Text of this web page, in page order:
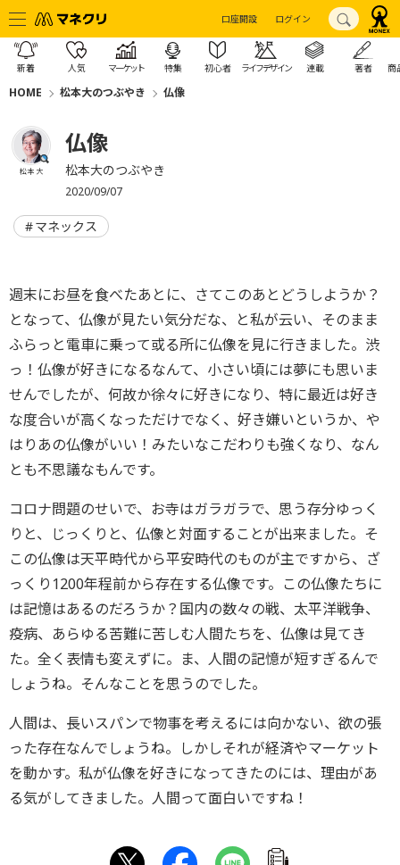
口座開設 ログイン
新着 人気 マーケット 特集 初心者 ライフデザイン 連載 著者 商
HOME 松本大のつぶやき 仏像
松本 大
仏像
松本大のつぶやき
2020/09/07
マネックス
週末にお昼を食べたあとに、さてこのあとどうしようか？
となって、仏像が見たい気分だな、と私が云い、そのまま
ふらっと電車に乗って或る所に仏像を見に行きました。渋
っ！仏像が好きになるなんて、小さい頃には夢にも思いま
せんでしたが、何故か徐々に好きになり、特に最近は好き
な度合いが高くなっただけでなく、好き嫌いというか、や
はりあの仏像がいい！みたいなこだわりも強くなり、なん
とも不思議なもんです。
コロナ問題のせいで、お寺はガラガラで、思う存分ゆっく
りと、じっくりと、仏像と対面することが出来ました。そ
この仏像は天平時代から平安時代のものが主ですから、ざ
っくり1200年程前から存在する仏像です。この仏像たちに
は記憶はあるのだろうか？国内の数々の戦、太平洋戦争、
疫病、あらゆる苦難に苦しむ人間たちを、仏像は見てき
た。全く表情も変えずに。ま、人間の記憶が短すぎるんで
しょうね。そんなことを思うのでした。
人間は、長いスパンで物事を考えるには向かない、欲の張
った存在なんでしょうね。しかしそれが経済やマーケット
を動かす。私が仏像を好きになってきたのには、理由があ
る気がしてきました。人間って面白いですね！